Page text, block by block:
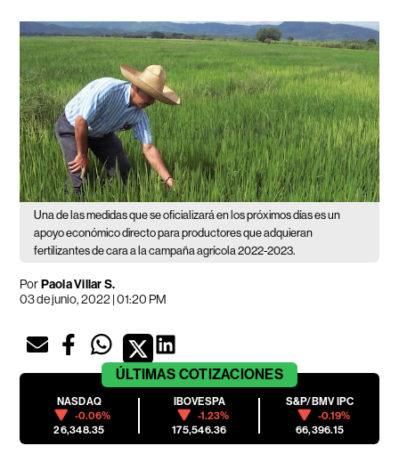
Una de las medidas que se oficializará en los próximos días es un
apoyo económico directo para productores que adquieran
fertilizantes de cara a la campaña agrícola 2022-2023.
PorPaola Villar S.
03 de junio, 2022 | 01:20 PM
ÚLTIMAS COTIZACIONES
NASDAQ
-0.06%
26,348.35
IBOVESPA
-1.23%
175,546.36
S&P/BMV IPC
-0.19%
66,396.15